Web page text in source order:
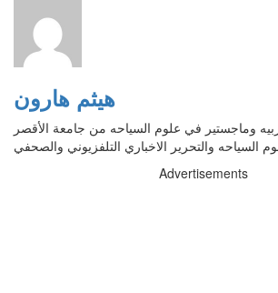
هيثم هارون
وماجستير في علوم السياحه من جامعة الأقصر
Advertisements